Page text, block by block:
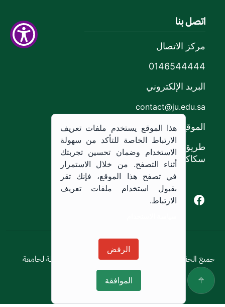
اتصل بنا
مركز الاتصال
0146544444
البريد الإلكتروني
contact@ju.edu.sa
الموقع
طريق الملك خالد،
سكاكا, المملكة العربية السعودية.
Facebook of Jouf University
X of Jouf University
سياسة الاستخدام
جميع الحقوق محفوظة © 2026 جميع الحقوق محفوظة لجامعة
الجوف
هذا الموقع يستخدم ملفات تعريف
الارتباط الخاصة للتأكد من سهولة
الاستخدام وضمان تحسين تجربتك
أثناء التصفح. من خلال الاستمرار
في تصفح هذا الموقع، فإنك تقر
بقبول استخدام ملفات تعريف
الارتباط.
الرفض
الموافقة